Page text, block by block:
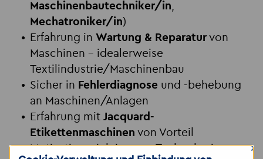
Maschinenbautechniker/in,
Mechatroniker/in)
Erfahrung in Wartung & Reparaturvon
Maschinen – idealerweise
Textilindustrie/Maschinenbau
Sicher in Fehlerdiagnose und -behebung
an Maschinen/Anlagen
Erfahrung mit Jacquard-
Etikettenmaschinen von Vorteil
Motivation, sich in neue Technologien
×